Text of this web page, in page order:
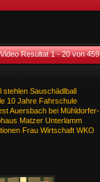
Video Resultat 1 - 20 von 459
stehlen Sauschädlball
10 Jahre Fahrschule
Auersbach bei Mühldorfer-
Matzer Unterlamm
Frau Wirtschaft WKO